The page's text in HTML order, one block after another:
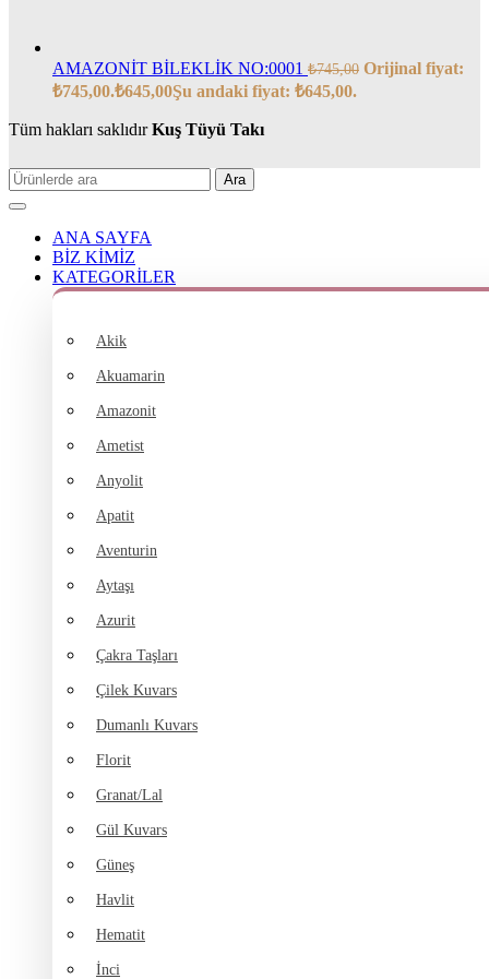
AMAZONİT BİLEKLİK NO:0001 ₺745,00 Orijinal fiyat:
₺745,00.₺645,00Şu andaki fiyat: ₺645,00.
Tüm hakları saklıdırKuş Tüyü Takı
Ara
ANA SAYFA
BİZ KİMİZ
KATEGORİLER
Akik
Akuamarin
Amazonit
Ametist
Anyolit
Apatit
Aventurin
Aytaşı
Azurit
Çakra Taşları
Çilek Kuvars
Dumanlı Kuvars
Florit
Granat/Lal
Gül Kuvars
Güneş
Havlit
Hematit
İnci